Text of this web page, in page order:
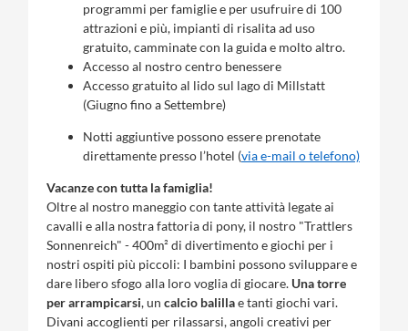
programmi per famiglie e per usufruire di 100
attrazioni e più, impianti di risalita ad uso
gratuito, camminate con la guida e molto altro.
Accesso al nostro centro benessere
Accesso gratuito al lido sul lago di Millstatt
(Giugno fino a Settembre)
Notti aggiuntive possono essere prenotate
direttamente presso l’hotel (via e-mail o telefono)
Vacanze con tutta la famiglia!
Oltre al nostro maneggio con tante attività legate ai
cavalli e alla nostra fattoria di pony, il nostro "Trattlers
Sonnenreich" - 400m² di divertimento e giochi per i
nostri ospiti più piccoli: I bambini possono sviluppare e
dare libero sfogo alla loro voglia di giocare. Una torre
per arrampicarsi, un calcio balillae tanti giochi vari.
Divani accoglienti per rilassarsi, angoli creativi per